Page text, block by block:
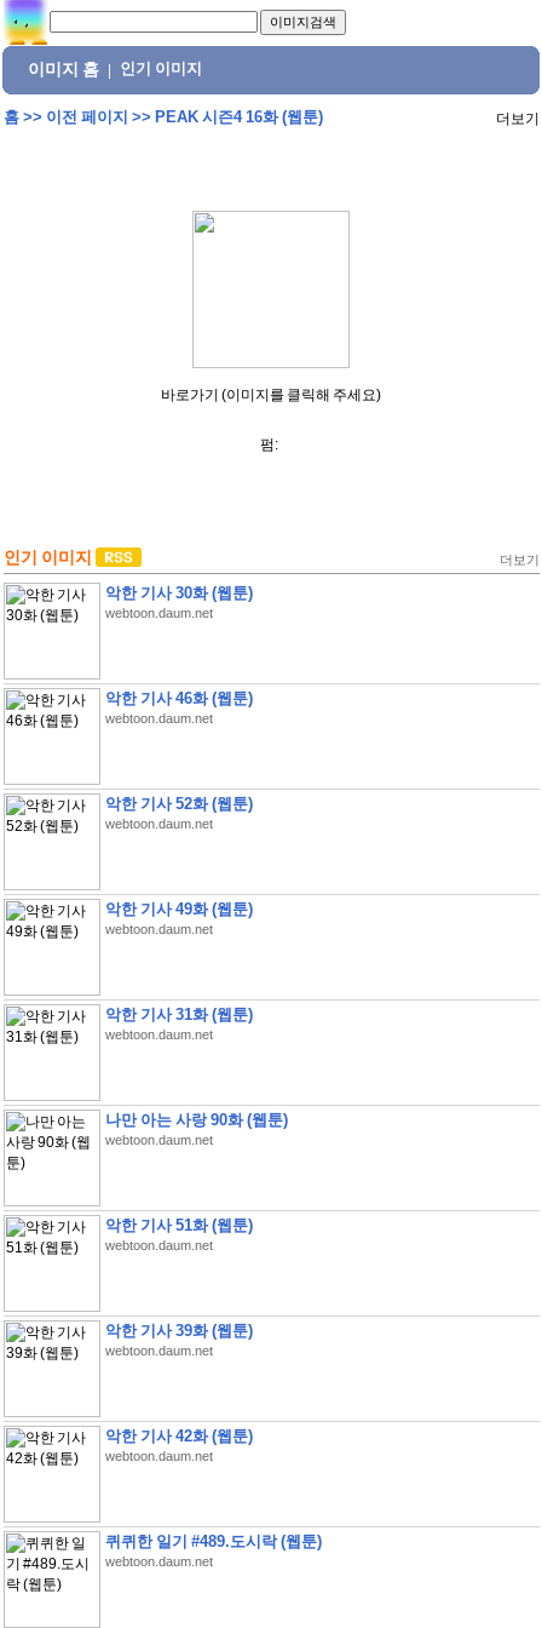
이미지 홈 인기 이미지
홈>> 이전 페이지 >> PEAK 시즌4 16화 (웹툰) 더보기
바로가기 (이미지를 클릭해 주세요)
펌:
인기 이미지 더보기
악한 기사 30화 (웹툰)
webtoon.daum.net
악한 기사 46화 (웹툰)
webtoon.daum.net
악한 기사 52화 (웹툰)
webtoon.daum.net
악한 기사 49화 (웹툰)
webtoon.daum.net
악한 기사 31화 (웹툰)
webtoon.daum.net
나만 아는 사랑 90화 (웹툰)
webtoon.daum.net
악한 기사 51화 (웹툰)
webtoon.daum.net
악한 기사 39화 (웹툰)
webtoon.daum.net
악한 기사 42화 (웹툰)
webtoon.daum.net
퀴퀴한 일기 #489.도시락 (웹툰)
webtoon.daum.net